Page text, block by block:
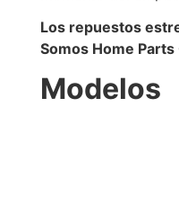
Los repuestos
Somos Home Parts
Modelos